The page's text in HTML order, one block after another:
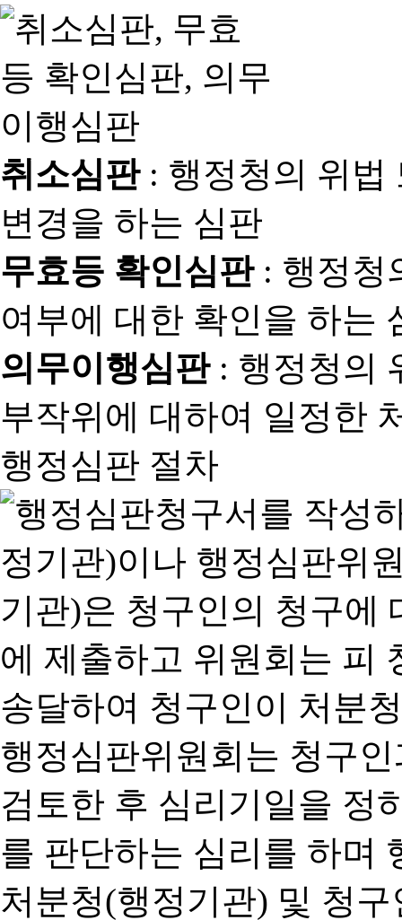
취소심판: 행정청의 위법
변경을 하는 심판
무효등 확인심판: 행정청
여부에 대한 확인을 하는
의무이행심판: 행정청의
부작위에 대하여 일정한
행정심판 절차